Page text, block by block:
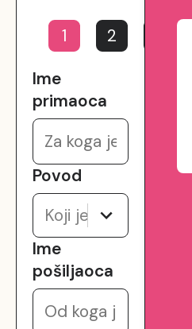
1 2
Ime
primaoca
Povod
Koji je povod?
Ime
pošiljaoca